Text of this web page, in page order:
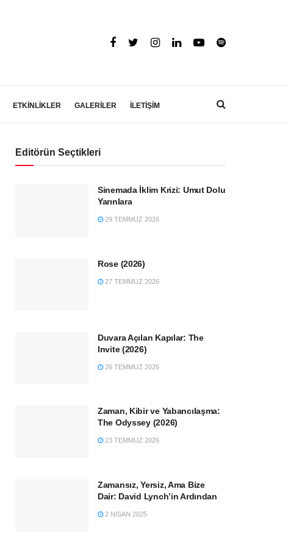
ETKİNLİKLER GALERİLER İLETİŞİM
Editörün Seçtikleri
Sinemada İklim Krizi: Umut Dolu
Yarınlara
29 TEMMUZ 2026
Rose (2026)
27 TEMMUZ 2026
Duvara Açılan Kapılar: The
Invite (2026)
26 TEMMUZ 2026
Zaman, Kibir ve Yabancılaşma:
The Odyssey (2026)
23 TEMMUZ 2026
Zamansız, Yersiz, Ama Bize
Dair: David Lynch’in Ardından
2 NISAN 2025